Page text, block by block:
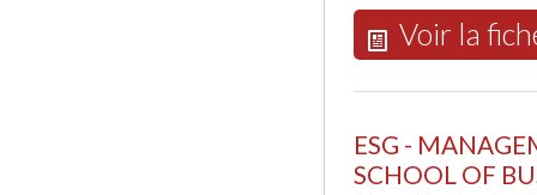
Voir la
ESG -
SCHOOL OF